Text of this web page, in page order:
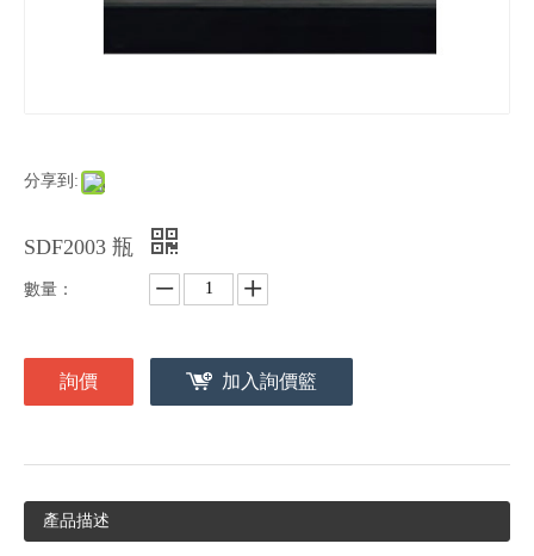
分享到:
SDF2003 瓶
數量：
詢價 加入詢價籃
產品描述